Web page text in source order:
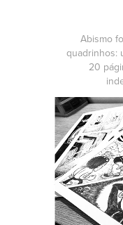
Abismo
quadrinhos:
20